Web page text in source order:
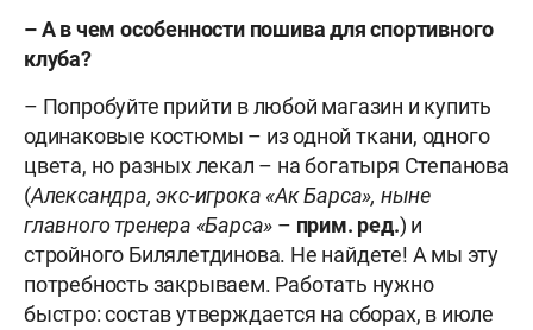
– А в чем особенности пошива для спортивного
клуба?
– Попробуйте прийти в любой магазин и купить
одинаковые костюмы – из одной ткани, одного
цвета, но разных лекал – на богатыря Степанова
(Александра, экс-игрока «Ак Барса», ныне
главного тренера «Барса» – прим. ред.) и
стройного Билялетдинова. Не найдете! А мы эту
потребность закрываем. Работать нужно
быстро: состав утверждается на сборах, в июле